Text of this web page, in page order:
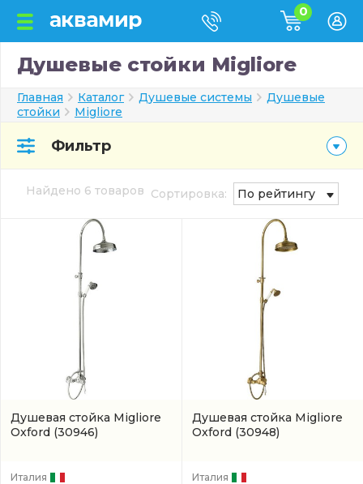
0
Душевые стойки Migliore
Главная Каталог Душевые системы
Душевые
стойки
Migliore
Фильтр
Найдено 6 товаров Сортировка: По рейтингу
Душевая стойка Migliore
Oxford (30946)
Италия
Душевая стойка Migliore
Oxford (30948)
Италия